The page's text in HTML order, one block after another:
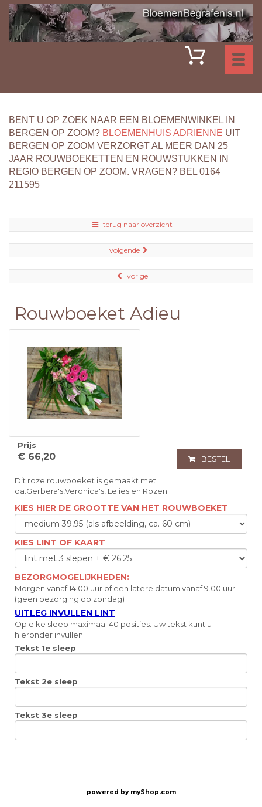
BENT U OP ZOEK NAAR EEN BLOEMENWINKEL IN
BERGEN OP ZOOM? BLOEMENHUIS ADRIENNE UIT
BERGEN OP ZOOM VERZORGT AL MEER DAN 25
JAAR ROUWBOEKETTEN EN ROUWSTUKKEN IN
REGIO BERGEN OP ZOOM. VRAGEN? BEL 0164
211595
terug naar overzicht
volgende
vorige
Rouwboeket Adieu
Prijs
€ 66,20 BESTEL
Dit roze rouwboeket is gemaakt met
oa.Gerbera's,Veronica's, Lelies en Rozen.
KIES HIER DE GROOTTE VAN HET ROUWBOEKET
KIES LINT OF KAART
BEZORGMOGELIJKHEDEN:
Morgen vanaf 14.00 uur of een latere datum vanaf 9.00 uur.
(geen bezorging op zondag)
UITLEG INVULLEN LINT
Op elke sleep maximaal 40 posities. Uw tekst kunt u
hieronder invullen.
Tekst 1e sleep
Tekst 2e sleep
Tekst 3e sleep
powered by myShop.com